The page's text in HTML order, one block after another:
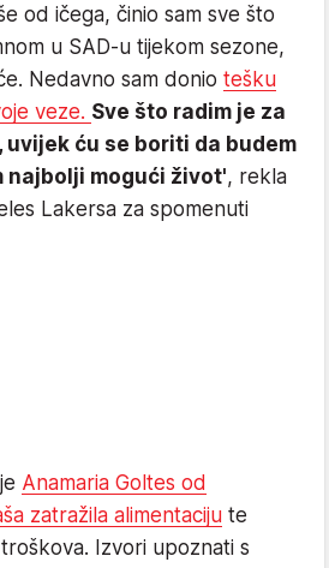
od ičega, činio sam sve što
u SAD-u tijekom sezone,
Nedavno sam donio tešku
veze. Sve što radim je za
ću se boriti da budem
najbolji mogući život', rekla
Lakersa za spomenuti
Anamaria Goltes od
zatražila alimentaciju te
Izvori upoznati s